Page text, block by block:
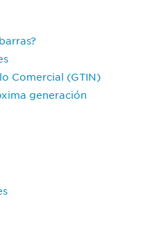
Comercial (GTIN)
generación